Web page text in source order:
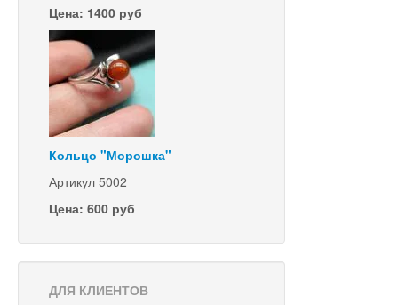
Цена: 1400 руб
Кольцо "Морошка"
Артикул 5002
Цена: 600 руб
ДЛЯ КЛИЕНТОВ